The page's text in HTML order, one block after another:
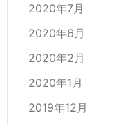
2020年7月
2020年6月
2020年2月
2020年1月
2019年12月